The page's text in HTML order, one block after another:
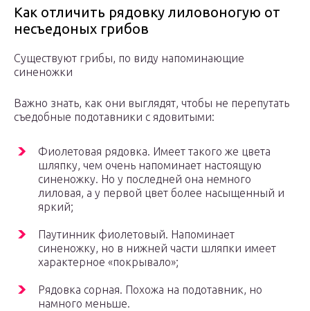
Как отличить рядовку лиловоногую от
несъедоных грибов
Существуют грибы, по виду напоминающие
синеножки
Важно знать, как они выглядят, чтобы не перепутать
съедобные подотавники с ядовитыми:
Фиолетовая рядовка. Имеет такого же цвета
шляпку, чем очень напоминает настоящую
синеножку. Но у последней она немного
лиловая, а у первой цвет более насыщенный и
яркий;
Паутинник фиолетовый. Напоминает
синеножку, но в нижней части шляпки имеет
характерное «покрывало»;
Рядовка сорная. Похожа на подотавник, но
намного меньше.